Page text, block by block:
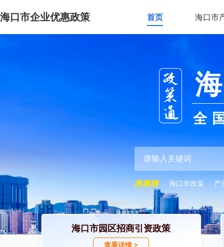
海口市企业优惠政策 首页 海口市
全
海口市政策 产
海口市园区招商引资政策
查看详情 >